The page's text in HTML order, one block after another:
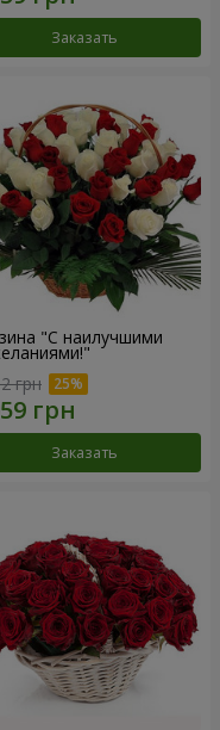
Заказать
"С наилучшими
грн
Заказать